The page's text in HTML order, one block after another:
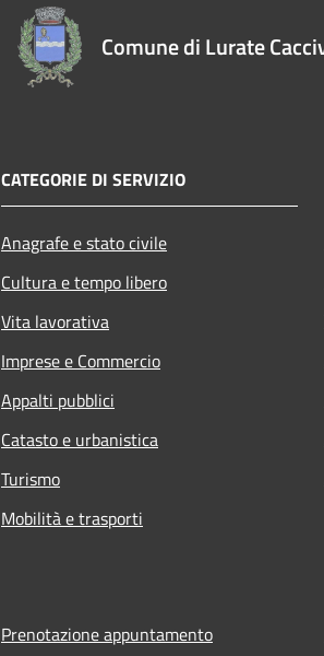
Comune di Lurate
CATEGORIE DI SERVIZIO
Anagrafe e stato civile
Cultura e tempo libero
Vita lavorativa
Imprese e Commercio
Appalti pubblici
Catasto e urbanistica
Turismo
Mobilità e trasporti
Prenotazione appuntamento